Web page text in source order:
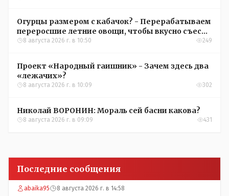
Огурцы размером с кабачок? - Перерабатываем
переросшие летние овощи, чтобы вкусно съесть
зимой
8 августа 2026 г. в 10:50 249
Проект «Народный гаишник» - Зачем здесь два
«лежачих»?
8 августа 2026 г. в 10:09 302
Николай ВОРОНИН: Мораль сей басни какова?
8 августа 2026 г. в 09:09 431
Последние сообщения
abaika95 8 августа 2026 г. в 14:58